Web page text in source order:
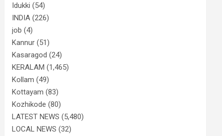
Idukki (54)
INDIA (226)
job (4)
Kannur (51)
Kasaragod (24)
KERALAM (1,465)
Kollam (49)
Kottayam (83)
Kozhikode (80)
LATEST NEWS (5,480)
LOCAL NEWS (32)